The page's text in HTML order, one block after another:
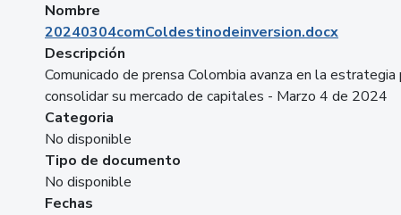
Nombre
20240304comColdestinodeinversion.docx
Descripción
Comunicado de prensa Colombia avanza en la estrategia
consolidar su mercado de capitales - Marzo 4 de 2024
Categoria
No disponible
Tipo de documento
No disponible
Fechas